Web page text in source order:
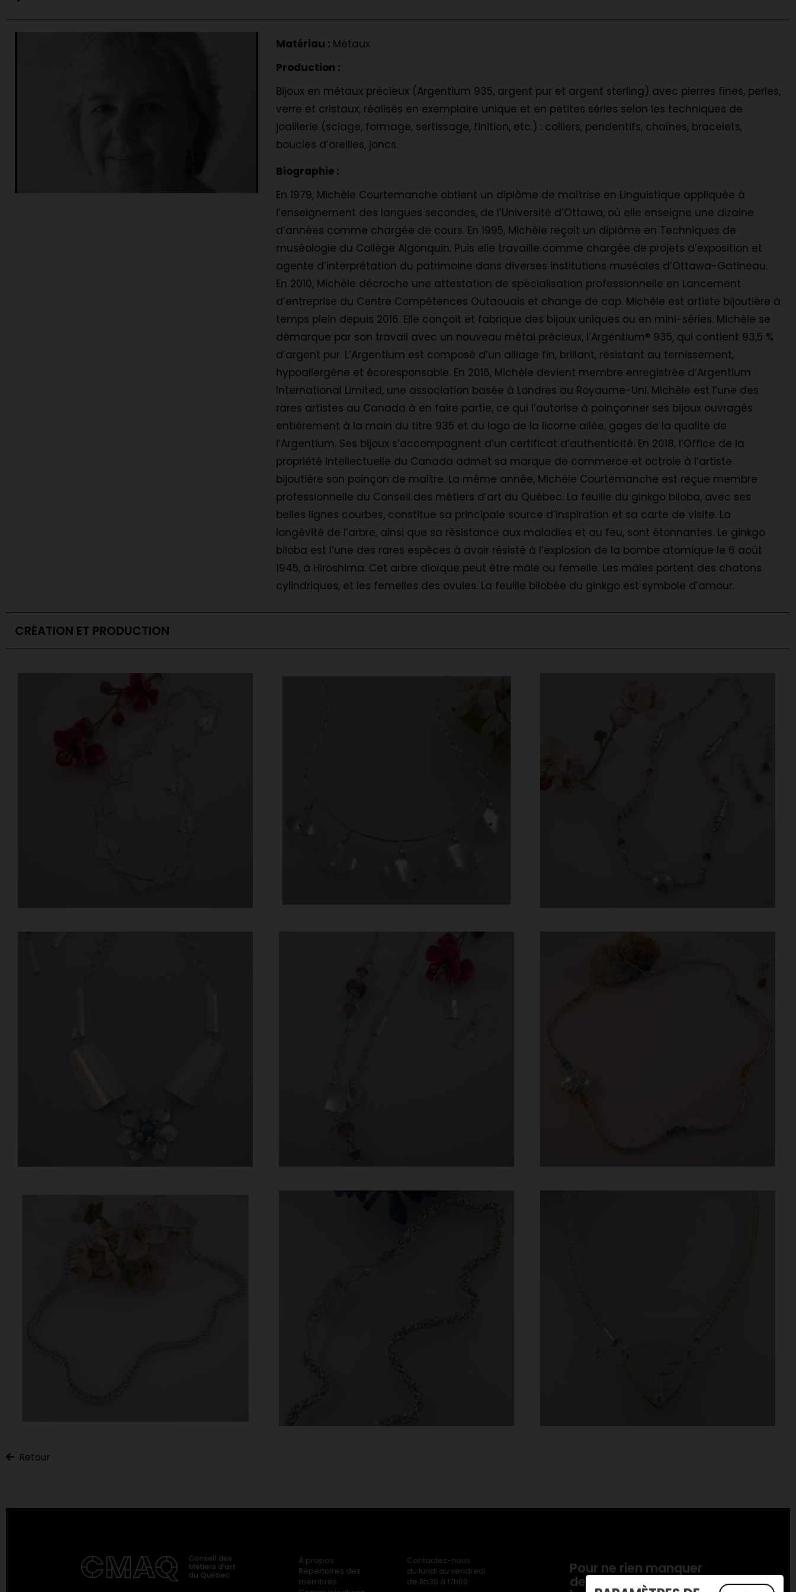
Matériau : Métaux
Production :
Bijoux en métaux précieux (Argentium 935, argent pur et argent sterling) avec pierres fines, perles,
verre et cristaux, réalisés en exemplaire unique et en petites séries selon les techniques de
joaillerie (sciage, formage, sertissage, finition, etc.) : colliers, pendentifs, chaînes, bracelets,
boucles d’oreilles, joncs.
Biographie :
En 1979, Michèle Courtemanche obtient un diplôme de maîtrise en Linguistique appliquée à
l’enseignement des langues secondes, de l’Université d’Ottawa, où elle enseigne une dizaine
d’années comme chargée de cours. En 1995, Michèle reçoit un diplôme en Techniques de
muséologie du Collège Algonquin. Puis elle travaille comme chargée de projets d’exposition et
agente d’interprétation du patrimoine dans diverses institutions muséales d’Ottawa-Gatineau.
En 2010, Michèle décroche une attestation de spécialisation professionnelle en Lancement
d’entreprise du Centre Compétences Outaouais et change de cap. Michèle est artiste bijoutière à
temps plein depuis 2016. Elle conçoit et fabrique des bijoux uniques ou en mini-séries. Michèle se
démarque par son travail avec un nouveau métal précieux, l’Argentium® 935, qui contient 93,5 %
d’argent pur. L’Argentium est composé d’un alliage fin, brillant, résistant au ternissement,
hypoallergène et écoresponsable. En 2016, Michèle devient membre enregistrée d’Argentium
International Limited, une association basée à Londres au Royaume-Uni. Michèle est l’une des
rares artistes au Canada à en faire partie, ce qui l’autorise à poinçonner ses bijoux ouvragés
entièrement à la main du titre 935 et du logo de la licorne ailée, gages de la qualité de
l’Argentium. Ses bijoux s’accompagnent d’un certificat d’authenticité. En 2018, l’Office de la
propriété intellectuelle du Canada admet sa marque de commerce et octroie à l’artiste
bijoutière son poinçon de maître. La même année, Michèle Courtemanche est reçue membre
professionnelle du Conseil des métiers d’art du Québec. La feuille du ginkgo biloba, avec ses
belles lignes courbes, constitue sa principale source d’inspiration et sa carte de visite. La
longévité de l’arbre, ainsi que sa résistance aux maladies et au feu, sont étonnantes. Le ginkgo
biloba est l’une des rares espèces à avoir résisté à l’explosion de la bombe atomique le 6 août
1945, à Hiroshima. Cet arbre dioïque peut être mâle ou femelle. Les mâles portent des chatons
cylindriques, et les femelles des ovules. La feuille bilobée du ginkgo est symbole d’amour.
CRÉATION ET PRODUCTION
Retour
À propos
Répertoires des
membres
Contactez-nous
du lundi au vendredi
de 8h30 à 17h00
Pour ne rien manquer
de nos actualités,